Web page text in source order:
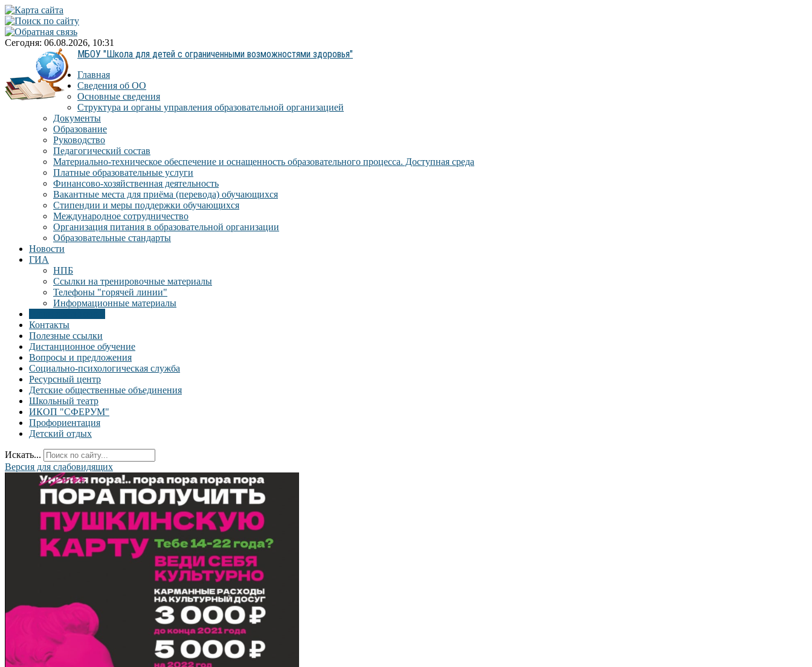
Сегодня: 06.08.2026, 10:31
МБОУ "Школа для детей с ограниченными возможностями здоровья"
Главная
Сведения об ОО
Основные сведения
Структура и органы управления образовательной организацией
Документы
Образование
Руководство
Педагогический состав
Материально-техническое обеспечение и оснащенность образовательного процесса. Доступная среда
Платные образовательные услуги
Финансово-хозяйственная деятельность
Вакантные места для приёма (перевода) обучающихся
Стипендии и меры поддержки обучающихся
Международное сотрудничество
Организация питания в образовательной организации
Образовательные стандарты
Новости
ГИА
НПБ
Ссылки на тренировочные материалы
Телефоны "горячей линии"
Информационные материалы
Контакты
Полезные ссылки
Дистанционное обучение
Вопросы и предложения
Социально-психологическая служба
Ресурсный центр
Детские общественные объединения
Школьный театр
ИКОП "СФЕРУМ"
Профориентация
Детский отдых
Искать...
Версия для слабовидящих